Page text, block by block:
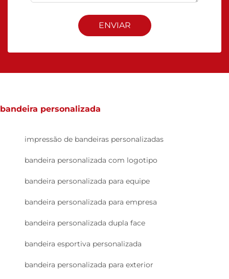
ENVIAR
bandeira personalizada
impressão de bandeiras personalizadas
bandeira personalizada com logotipo
bandeira personalizada para equipe
bandeira personalizada para empresa
bandeira personalizada dupla face
bandeira esportiva personalizada
bandeira personalizada para exterior